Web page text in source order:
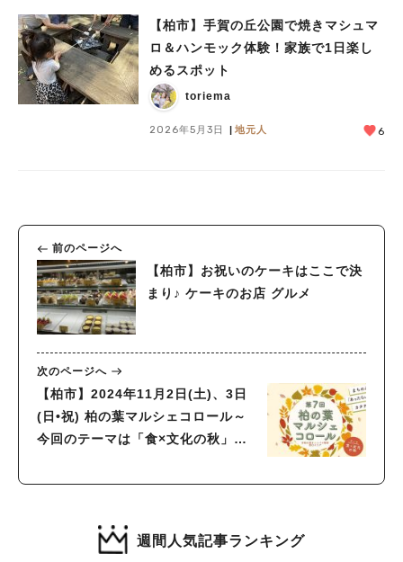
【柏市】手賀の丘公園で焼きマシュマ
ロ＆ハンモック体験！家族で1日楽し
めるスポット
toriema
2026年5月3日 地元人 6
前のページへ
【柏市】お祝いのケーキはここで決
まり♪ ケーキのお店 グルメ
次のページへ
【柏市】2024年11月2日(土)、3日
(日•祝) 柏の葉マルシェコロール～
今回のテーマは「食×文化の秋」！
週間人気記事ランキング